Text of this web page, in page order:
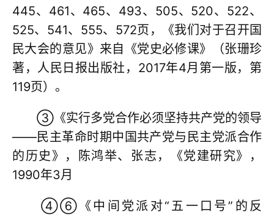
445、461、465、493、505、520、522、
525、541、555、572页，《我们对于召开国
民大会的意见》来自《党史必修课》（张珊珍
著，人民日报出版社，2017年4月第一版，第
119页）。
③《实行多党合作必须坚持共产党的领导
——民主革命时期中国共产党与民主党派合作
的历史》，陈鸿举、张志，《党建研究》，
1990年3月
④⑥《中间党派对“五一口号”的反